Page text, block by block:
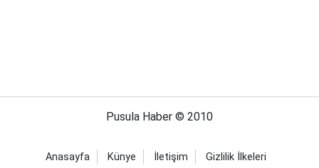
Pusula Haber © 2010
Anasayfa Künye İletişim Gizlilik İlkeleri